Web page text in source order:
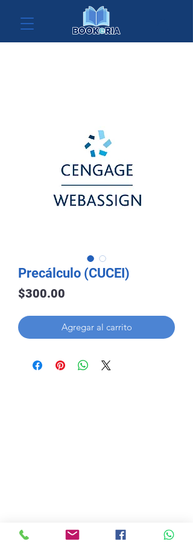
Precálculo (CUCEI)
$300.00
Agregar al carrito